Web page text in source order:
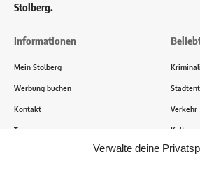
Verwalte deine
Stolberg.
Informationen
Mein Stolberg
Werbung buchen
Kontakt
Transparenz
Verkehr
Kultur